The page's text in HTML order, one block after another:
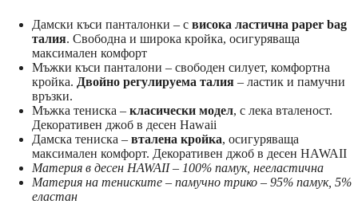
Дамски къси панталонки – с висока ластична paper bag
талия. Свободна и широка кройка, осигуряваща
максимален комфорт
Мъжки къси панталони – свободен силует, комфортна
кройка. Двойно регулируема талия – ластик и памучни
връзки.
Мъжка тениска – класически модел, с лека вталеност.
Декоративен джоб в десен Hawaii
Дамска тениска – вталена кройка, осигуряваща
максимален комфорт. Декоративен джоб в десен HAWAII
Материя в десен HAWAII – 100% памук, нееластична
Материя на тениските – памучно трико – 95% памук, 5%
еластан